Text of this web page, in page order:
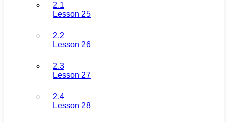
2.1
Lesson 25
2.2
Lesson 26
2.3
Lesson 27
2.4
Lesson 28